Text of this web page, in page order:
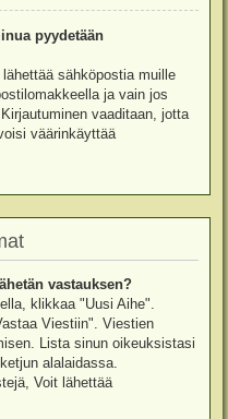
pyydetään
sähköpostia muille
ja vain jos
vaaditaan, jotta
väärinkäyttää
vastauksen?
klikkaa "Uusi Aihe".
Viestiin". Viestien
Lista sinun oikeuksistasi
alalaidassa.
Voit lähettää